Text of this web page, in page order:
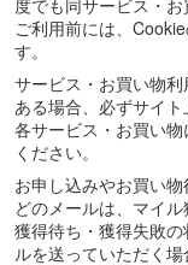
度でも同サービス・
ご利用前には、
す。
サービス・お買い物
ある場合、必ずサイト
各サービス・お買い
ください。
お申し込みやお買い
どのメールは、マイ
獲得待ち・獲得失敗
ルを送っていただく場